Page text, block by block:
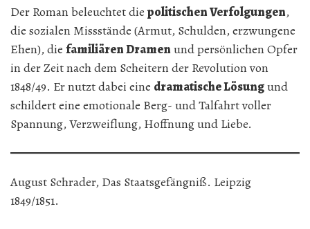
Der Roman beleuchtet diepolitischen Verfolgungen,
die sozialen Missstände (Armut, Schulden, erzwungene
Ehen), die familiären Dramen und persönlichen Opfer
in der Zeit nach dem Scheitern der Revolution von
1848/49. Er nutzt dabei eine dramatische Lösungund
schildert eine emotionale Berg- und Talfahrt voller
Spannung, Verzweiflung, Hoffnung und Liebe.
August Schrader, Das Staatsgefängniß. Leipzig
1849/1851.